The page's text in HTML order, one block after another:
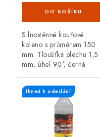
Silnostěnné kouřové
koleno s průměrem 150
mm. Tloušťka plechu 1,5
mm, úhel 90°, černá
pro spojení spalinové cesty
mezi hrdlem kamen a
sopouchem.
Ihned k odeslání